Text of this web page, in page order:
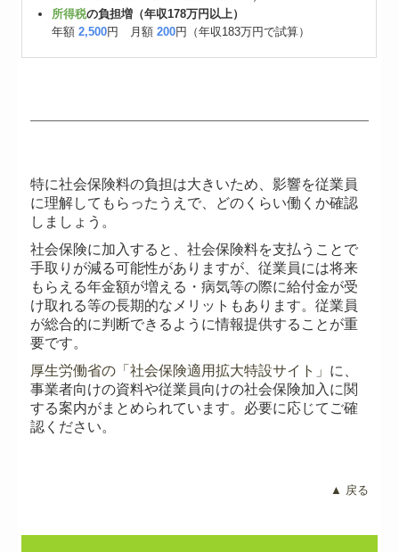
所得税の負担増（年収178万円以上）
年額2,500円 月額200円（年収183万円で試算）
特に社会保険料の負担は大きいため、影響を従業員
に理解してもらったうえで、どのくらい働くか確認
しましょう。
社会保険に加入すると、社会保険料を支払うことで
手取りが減る可能性がありますが、従業員には将来
もらえる年金額が増える・病気等の際に給付金が受
け取れる等の長期的なメリットもあります。従業員
が総合的に判断できるように情報提供することが重
要です。
厚生労働省の「社会保険適用拡大特設サイト」 に、
事業者向けの資料や従業員向けの社会保険加入に関
する案内がまとめられています。必要に応じてご確
認ください。
▲ 戻る